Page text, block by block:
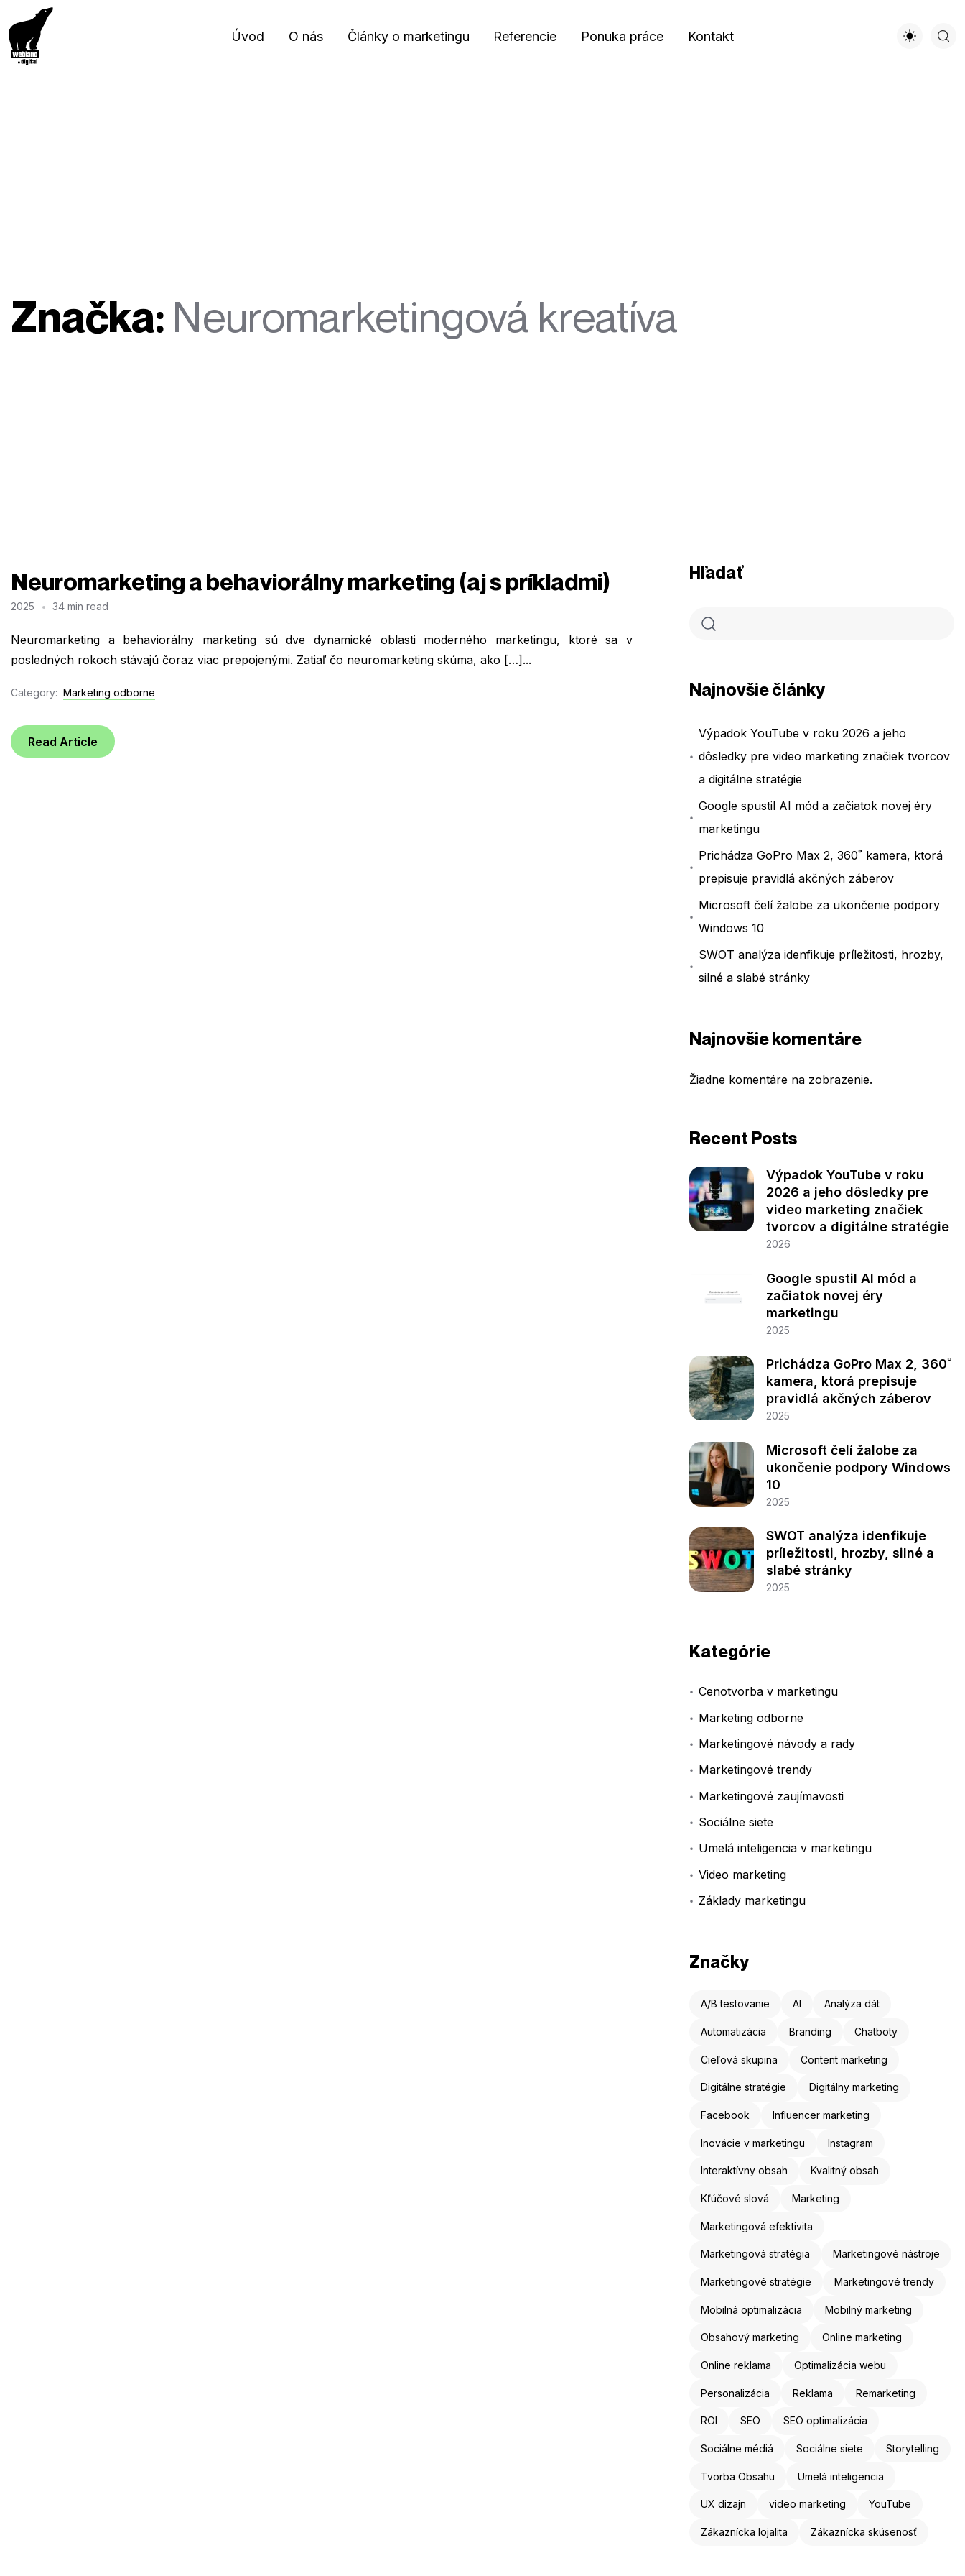
Úvod O nás Články o marketingu Referencie Ponuka práce Kontakt
Značka: Neuromarketingová kreatíva
Neuromarketing a behaviorálny marketing (aj s príkladmi)
2025 34 min read
Neuromarketing a behaviorálny marketing sú dve dynamické oblasti moderného marketingu, ktoré sa v
posledných rokoch stávajú čoraz viac prepojenými. Zatiaľ čo neuromarketing skúma, ako […]...
Category: Marketing odborne
Read Article
Hľadať
Najnovšie články
Výpadok YouTube v roku 2026 a jeho
dôsledky pre video marketing značiek tvorcov
a digitálne stratégie
Google spustil AI mód a začiatok novej éry
marketingu
Prichádza GoPro Max 2, 360˚ kamera, ktorá
prepisuje pravidlá akčných záberov
Microsoft čelí žalobe za ukončenie podpory
Windows 10
SWOT analýza idenfikuje príležitosti, hrozby,
silné a slabé stránky
Najnovšie komentáre
Žiadne komentáre na zobrazenie.
Recent Posts
Výpadok YouTube v roku
2026 a jeho dôsledky pre
video marketing značiek
tvorcov a digitálne stratégie
2026
Google spustil AI mód a
začiatok novej éry
marketingu
2025
Prichádza GoPro Max 2, 360˚
kamera, ktorá prepisuje
pravidlá akčných záberov
2025
Microsoft čelí žalobe za
ukončenie podpory Windows
10
2025
SWOT analýza idenfikuje
príležitosti, hrozby, silné a
slabé stránky
2025
Kategórie
Cenotvorba v marketingu
Marketing odborne
Marketingové návody a rady
Marketingové trendy
Marketingové zaujímavosti
Sociálne siete
Umelá inteligencia v marketingu
Video marketing
Základy marketingu
Značky
A/B testovanie AI Analýza dát
Automatizácia Branding Chatboty
Cieľová skupina Content marketing
Digitálne stratégie Digitálny marketing
Facebook Influencer marketing
Inovácie v marketingu Instagram
Interaktívny obsah Kvalitný obsah
Kľúčové slová Marketing
Marketingová efektivita
Marketingová stratégia Marketingové nástroje
Marketingové stratégie Marketingové trendy
Mobilná optimalizácia Mobilný marketing
Obsahový marketing Online marketing
Online reklama Optimalizácia webu
Personalizácia Reklama Remarketing
ROI SEO SEO optimalizácia
Sociálne médiá Sociálne siete Storytelling
Tvorba Obsahu Umelá inteligencia
UX dizajn video marketing YouTube
Zákaznícka lojalita Zákaznícka skúsenosť